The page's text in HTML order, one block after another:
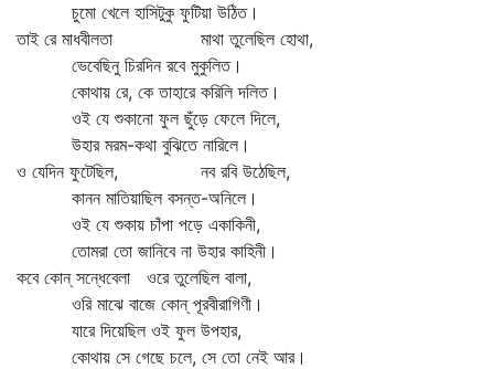
চুমো খেলে হাসিটুকু ফুটিয়া উঠিত।
তাই রে মাধবীলতা মাথা তুলেছিল হোথা,
ভেবেছিনু চিরদিন রবে মুকুলিত।
কোথায় রে, কে তাহারে করিলি দলিত।
ওই যে শুকানো ফুল ছুঁড়ে ফেলে দিলে,
উহার মরম-কথা বুঝিতে নারিলে।
ও যেদিন ফুটেছিল, নব রবি উঠেছিল,
কানন মাতিয়াছিল বসন্ত-অনিলে।
ওই যে শুকায় চাঁপা পড়ে একাকিনী,
তোমরা তো জানিবে না উহার কাহিনী।
কবে কোন্‌ সন্ধেবেলা ওরে তুলেছিল বালা,
ওরি মাঝে বাজে কোন্‌ পূরবীরাগিণী।
যারে দিয়েছিল ওই ফুল উপহার,
কোথায় সে গেছে চলে, সে তো নেই আর।